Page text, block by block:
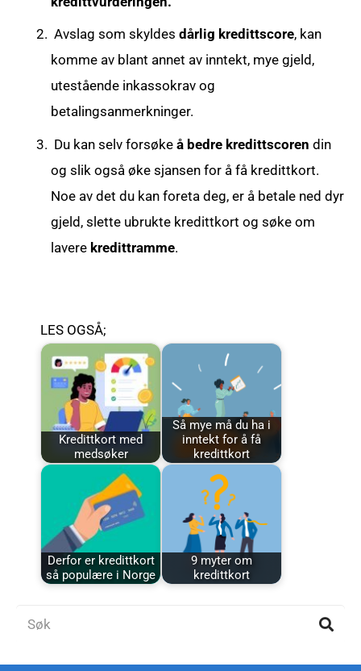
Avslag som skyldes dårlig kredittscore, kan
komme av blant annet av inntekt, mye gjeld,
utestående inkassokrav og
betalingsanmerkninger.
Du kan selv forsøke å bedre kredittscoren din
og slik også øke sjansen for å få kredittkort.
Noe av det du kan foreta deg, er å betale ned dyr
gjeld, slette ubrukte kredittkort og søke om
lavere kredittramme.
LES OGSÅ;
Kredittkort med
medsøker
Så mye må du ha i
inntekt for å få
kredittkort
Derfor er kredittkort
så populære i Norge
9 myter om
kredittkort